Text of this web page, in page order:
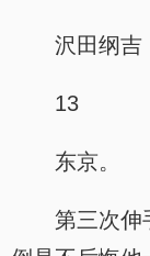
沢田纲吉
13
东京。
第三次伸